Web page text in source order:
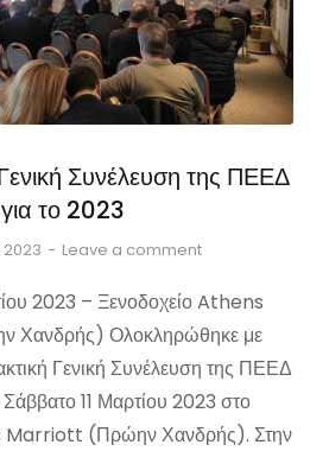
Συνέλευση της ΠΕΕΔ
για το 2023
2023 Leave a comment
2023 – Ξενοδοχείο Athens
Χανδρής) Ολοκληρώθηκε με
Γενική Συνέλευση της ΠΕΕΔ
11 Μαρτίου 2023 στο
Marriott (Πρώην Χανδρής). Στην